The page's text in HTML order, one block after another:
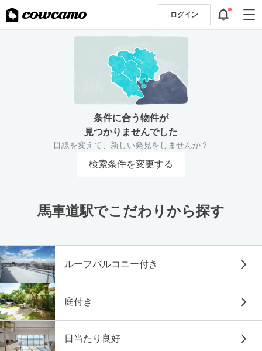
ログイン
条件に合う物件が
見つかりませんでした
目線を変えて、新しい発見をしませんか？
検索条件を変更する
馬車道駅でこだわりから探す
ルーフバルコニー付き
庭付き
日当たり良好